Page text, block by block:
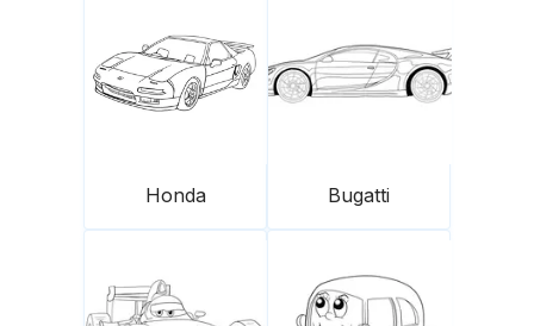
Honda Bugatti